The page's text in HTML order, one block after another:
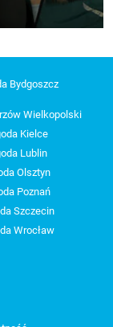
Bydgoszcz
Wielkopolski
Kielce
Lublin
Olsztyn
Poznań
Szczecin
Wrocław